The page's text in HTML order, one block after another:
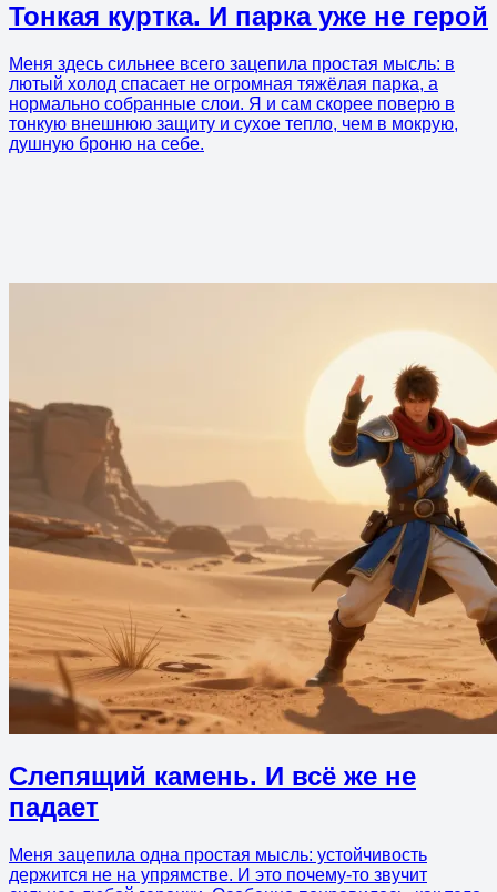
Тонкая куртка. И парка уже не герой
Меня здесь сильнее всего зацепила простая мысль: в
лютый холод спасает не огромная тяжёлая парка, а
нормально собранные слои. Я и сам скорее поверю в
тонкую внешнюю защиту и сухое тепло, чем в мокрую,
душную броню на себе.
Слепящий камень. И всё же не
падает
Меня зацепила одна простая мысль: устойчивость
держится не на упрямстве. И это почему-то звучит